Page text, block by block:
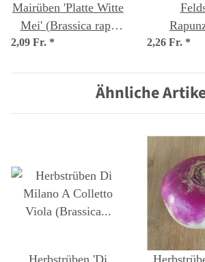
Mairüben 'Platte Witte
Mei' (Brassica rapa
subsp. rapa var.
2,09 Fr. * 2,26 Fr. *
Ähnliche